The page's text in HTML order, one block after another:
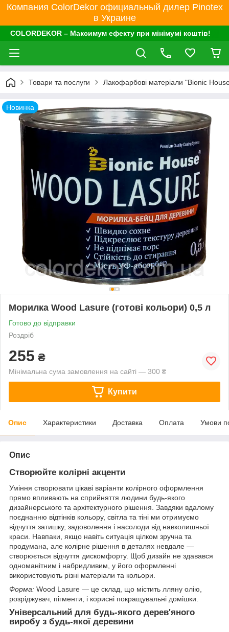
Компания ColorDekor официальный дилер Pinotex
в Украине
COLORDEKOR – Максимум ефекту при мінімумі коштів!
Товари та послуги Лакофарбові матеріали "Bionic
Новинка
Морилка Wood Lasure (готові кольори) 0,5 л
Готово до відправки
Роздріб
255 ₴
Мінімальна сума замовлення на сайті — 300 ₴
Купити
Опис Характеристики Доставка Оплата Умови
Опис
Створюйте колірні акценти
Уміння створювати цікаві варіанти колірного оформлення
прямо впливають на сприйняття людини будь-якого
дизайнерського та архітектурного рішення. Завдяки вдалому
поєднанню відтінків кольору, світла та тіні ми отримуємо
відчуття затишку, задоволення і насолоди від навколишньої
краси. Навпаки, якщо навіть ситуація цілком зручна та
продумана, але колірне рішення в деталях невдале —
створюється відчуття дискомфорту. Щоб дизайн не здавався
одноманітним і набридливим, у його оформленні
використовують різні матеріали та кольори.
Форма: Wood Lasure — це склад, що містить лляну олію,
розріджувач, пігменти, і корисні покращувальні домішки.
Універсальний для будь-якого дерев'яного
виробу з будь-якої деревини